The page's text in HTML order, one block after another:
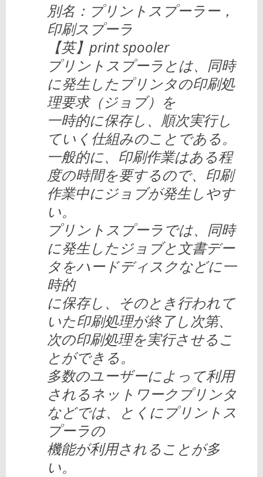
別名：プリントスプーラー，
印刷スプーラ
【英】print spooler
プリントスプーラとは、同時
に発生したプリンタの印刷処
理要求（ジョブ）を
一時的に保存し、順次実行し
ていく仕組みのことである。
一般的に、印刷作業はある程
度の時間を要するので、印刷
作業中にジョブが発生しやす
い。
プリントスプーラでは、同時
に発生したジョブと文書デー
タをハードディスクなどに一
時的
に保存し、そのとき行われて
いた印刷処理が終了し次第、
次の印刷処理を実行させるこ
とができる。
多数のユーザーによって利用
されるネットワークプリンタ
などでは、とくにプリントス
プーラの
機能が利用されることが多
い。